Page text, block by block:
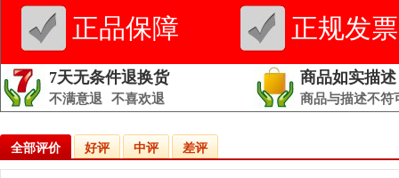
正品保障 正规发票
7天无条件退换货
不满意退 不喜欢退
商品如实描述
商品与描述不符
全部评价 好评 中评 差评